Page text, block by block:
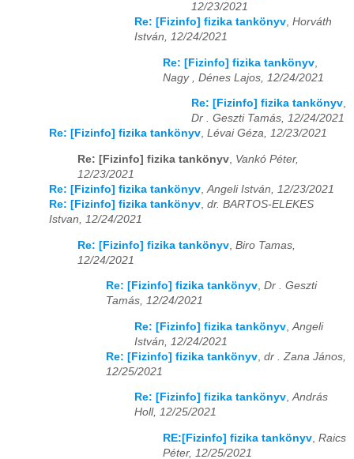
12/23/2021
Re: [Fizinfo] fizika tankönyv, Horváth
István, 12/24/2021
Re: [Fizinfo] fizika tankönyv
Nagy , Dénes Lajos, 12/24/2021
Re: [Fizinfo] fizika tankönyv,
Dr . Geszti Tamás, 12/24/2021
Re: [Fizinfo] fizika tankönyv, Lévai Géza, 12/23/2021
Re: [Fizinfo] fizika tankönyv Vankó Péter,
12/23/2021
Re: [Fizinfo] fizika tankönyv Angeli István, 12/23/2021
Re: [Fizinfo] fizika tankönyv dr. BARTOS-ELEKES
Istvan, 12/24/2021
Re: [Fizinfo] fizika tankönyv Biro Tamas,
12/24/2021
Re: [Fizinfo] fizika tankönyv, Dr . Geszti
Tamás, 12/24/2021
Re: [Fizinfo] fizika tankönyv Angeli
István, 12/24/2021
Re: [Fizinfo] fizika tankönyv dr . Zana János,
12/25/2021
Re: [Fizinfo] fizika tankönyv,András
Holl, 12/25/2021
RE:[Fizinfo] fizika tankönyv Raics
Péter, 12/25/2021